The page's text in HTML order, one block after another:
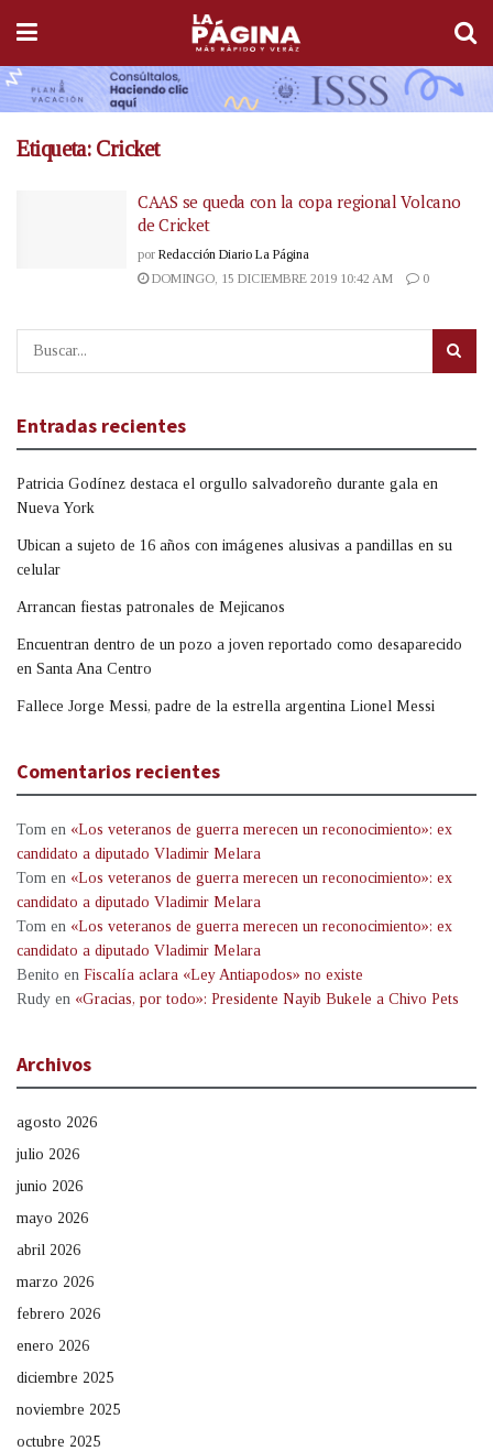
Etiqueta: Cricket
CAAS se queda con la copa regional Volcano
de Cricket
por Redacción Diario La Página
DOMINGO, 15 DICIEMBRE 2019 10:42 AM
0
Entradas recientes
Patricia Godínez destaca el orgullo salvadoreño durante gala en
Nueva York
Ubican a sujeto de 16 años con imágenes alusivas a pandillas en su
celular
Arrancan fiestas patronales de Mejicanos
Encuentran dentro de un pozo a joven reportado como desaparecido
en Santa Ana Centro
Fallece Jorge Messi, padre de la estrella argentina Lionel Messi
Comentarios recientes
Tom en «Los veteranos de guerra merecen un reconocimiento»: ex
candidato a diputado Vladimir Melara
Tom en «Los veteranos de guerra merecen un reconocimiento»: ex
candidato a diputado Vladimir Melara
Tom en «Los veteranos de guerra merecen un reconocimiento»: ex
candidato a diputado Vladimir Melara
Benito en Fiscalía aclara «Ley Antiapodos» no existe
Rudy en «Gracias, por todo»: Presidente Nayib Bukele a Chivo Pets
Archivos
agosto 2026
julio 2026
junio 2026
mayo 2026
abril 2026
marzo 2026
febrero 2026
enero 2026
diciembre 2025
noviembre 2025
octubre 2025